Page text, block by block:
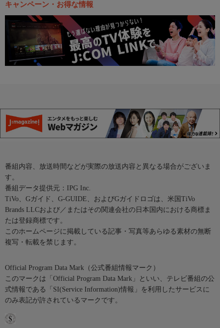
キャンペーン・お得な情報
番組内容、放送時間などが実際の放送内容と異なる場合がございま
す。
番組データ提供元：IPG Inc.
TiVo、Gガイド、G-GUIDE、およびGガイドロゴは、米国TiVo
Brands LLCおよび／またはその関連会社の日本国内における商標ま
たは登録商標です。
このホームページに掲載している記事・写真等あらゆる素材の無断
複写・転載を禁じます。
Official Program Data Mark（公式番組情報マーク）
このマークは「Official Program Data Mark」といい、テレビ番組の公
式情報である「SI(Service Information)情報」を利用したサービスに
のみ表記が許されているマークです。